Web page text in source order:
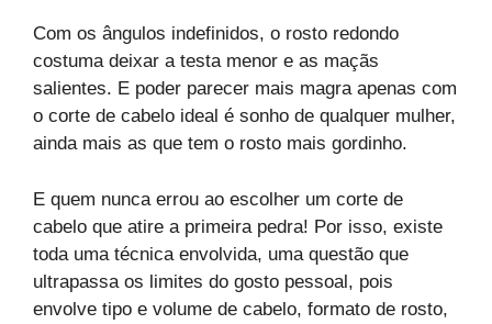
Com os ângulos indefinidos, o rosto redondo
costuma deixar a testa menor e as maçãs
salientes. E poder parecer mais magra apenas com
o corte de cabelo ideal é sonho de qualquer mulher,
ainda mais as que tem o rosto mais gordinho.
E quem nunca errou ao escolher um corte de
cabelo que atire a primeira pedra! Por isso, existe
toda uma técnica envolvida, uma questão que
ultrapassa os limites do gosto pessoal, pois
envolve tipo e volume de cabelo, formato de rosto,